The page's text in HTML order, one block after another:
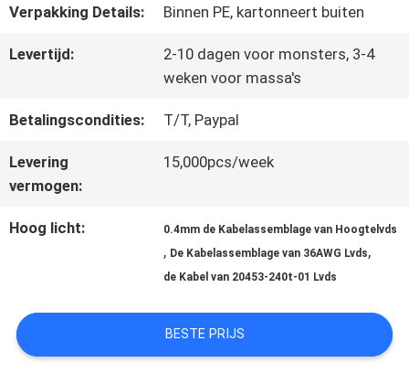
CONTACT
MET
VRAAG
Verpakking Details: Binnen PE, kartonneert buiten
Levertijd:
2-10 dagen voor monsters, 3-4
weken voor massa's
Betalingscondities: T/T, Paypal
Levering
vermogen:
15,000pcs/week
Hoog licht: 0.4mm de Kabelassemblage van Hoogtelvds
, De Kabelassemblage van 36AWG Lvds,
de Kabel van 20453-240t-01 Lvds
BESTE PRIJS